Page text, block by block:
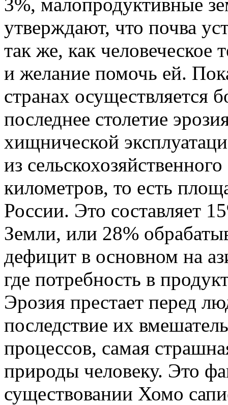
утверждают, что почва
так же, как человеческое
и желание помочь ей.
странах осуществляется
последнее столетие
хищнической
из
километров, то есть
России. Это составляет
Земли, или 28%
дефицит в основном на
где потребность в
Эрозия престает перед
последствие их
процессов, самая
природы человеку. Это
существовании Хомо